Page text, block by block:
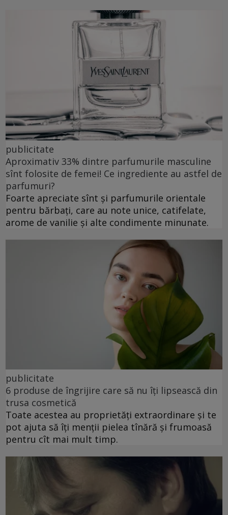
publicitate
Aproximativ 33% dintre parfumurile masculine
sînt folosite de femei! Ce ingrediente au astfel de
parfumuri?
Foarte apreciate sînt și parfumurile orientale
pentru bărbați, care au note unice, catifelate,
arome de vanilie și alte condimente minunate.
publicitate
6 produse de îngrijire care să nu îți lipsească din
trusa cosmetică
Toate acestea au proprietăți extraordinare și te
pot ajuta să îți menții pielea tînără și frumoasă
pentru cît mai mult timp.